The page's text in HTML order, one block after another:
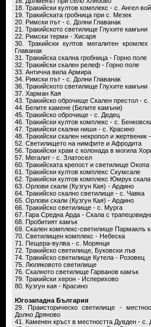
18. Тракийски култов комплекс - с. Ангел
19. Тракийската гробница при с. Мезек
20. Римски път - с. Долни Главанак
21. Тракийското светилище Глухите камъни
22. Римски терми - Хисаря
30. Тракийски култов мегалитен
Главанак
31. Тракийска скална гробница - Горно поле
32. Тракийски скален релеф - Горно поле
33. Антична вила Армира
34. Римски път - с. Долни Главанак
36. Тракийското светилище Глухите камъни
37. Харман Кая
43. Тракийско оброчище Скален престол -
44. Белите камене (Белите камъни)
45. Тракийско оброчище - с. Дедец
46. Тракийски култов комплекс - с.
47. Тракийски скални ниши - с. Красино
48. Тракийски скален некропол и жертвеник
52. Светилището на нимфите и Афродита
56. Тракийски храм с колонада в могила
57. Мегалит - с. Златосел
60. Тракийската крепост и светилище Окопа
61. Тракийски култов комплекс Скумсале
62. Тракийски култов комплекс Юмрук скала
63. Орлови скали (Кузгун Кая) - Ардино
64. Тракийско скално светилище - с. Чавка
65. Орлови скали (Кузгун Кая) - Ардино
66. Тракийско светилище - с. Мурга
67. Гара Средна Арда - Скала с
68. Пробитият камък
69. Скален комплекс-светилище Пармаклъ
70. Светилищен комплекс - Небеска
71. Пещера-вулва - с. Морянци
72. Тракийско светилище, Буковски лъв
74. Тракийско светилище Кутела - Розовец
75. Люляковото светилище
76. Скалното светилище Гарванов камък
79. Тракийски херон - Исперихово
80. Кузгун кая - Красино
Югозападна България
29. Праисторическо светилище -
Долно Дряново
41. Каменен кръст в местността Дувден - с.